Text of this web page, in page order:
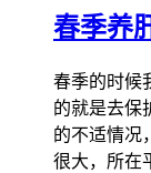
春季养
春季的时候
的就是去保
的不适情况
很大，所在